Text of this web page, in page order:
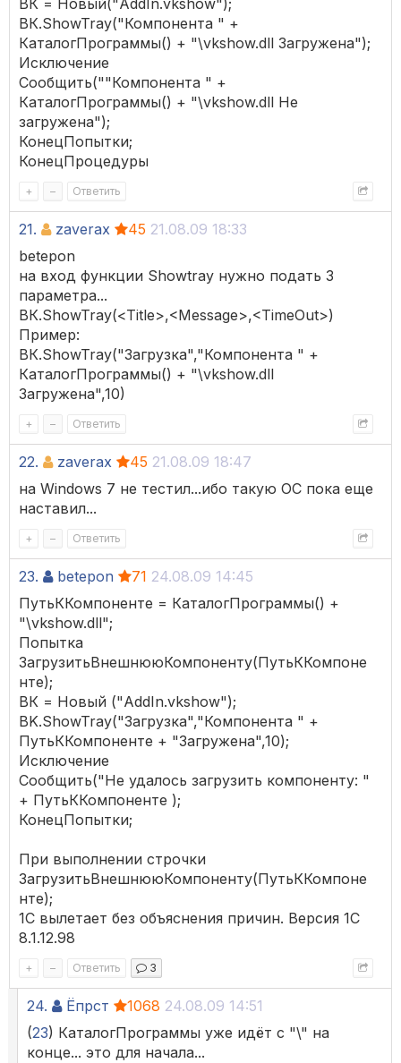
ВК = Новый("AddIn.vkshow");
ВК.ShowTray("Компонента " +
КаталогПрограммы() + "\vkshow.dll Загружена");
Исключение
Сообщить(""Компонента " +
КаталогПрограммы() + "\vkshow.dll Не
загружена");
КонецПопытки;
КонецПроцедуры
+ – Ответить
21. zaverax 45 21.08.09 18:33
betepon
на вход функции Showtray нужно подать 3
параметра...
ВК.ShowTray(<Title>,<Message>,<TimeOut>)
Пример:
ВК.ShowTray("Загрузка","Компонента " +
КаталогПрограммы() + "\vkshow.dll
Загружена",10)
+ – Ответить
22. zaverax 45 21.08.09 18:47
на Windows 7 не тестил...ибо такую ОС пока еще
наставил...
+ – Ответить
23. betepon 71 24.08.09 14:45
ПутьККомпоненте = КаталогПрограммы() +
"\vkshow.dll";
Попытка
ЗагрузитьВнешнююКомпоненту(ПутьККомпоне
нте);
ВК = Новый ("AddIn.vkshow");
BK.ShowTray("Загрузка","Компонента " +
ПутьККомпоненте + "Загружена",10);
Исключение
Сообщить("Не удалось загрузить компоненту: "
+ ПутьККомпоненте );
КонецПопытки;
При выполнении строчки
ЗагрузитьВнешнююКомпоненту(ПутьККомпоне
нте);
1С вылетает без объяснения причин. Версия 1С
8.1.12.98
+ – Ответить 3
24. Ёпрст 1068 24.08.09 14:51
(23) КаталогПрограммы уже идёт с "\" на
конце... это для начала...